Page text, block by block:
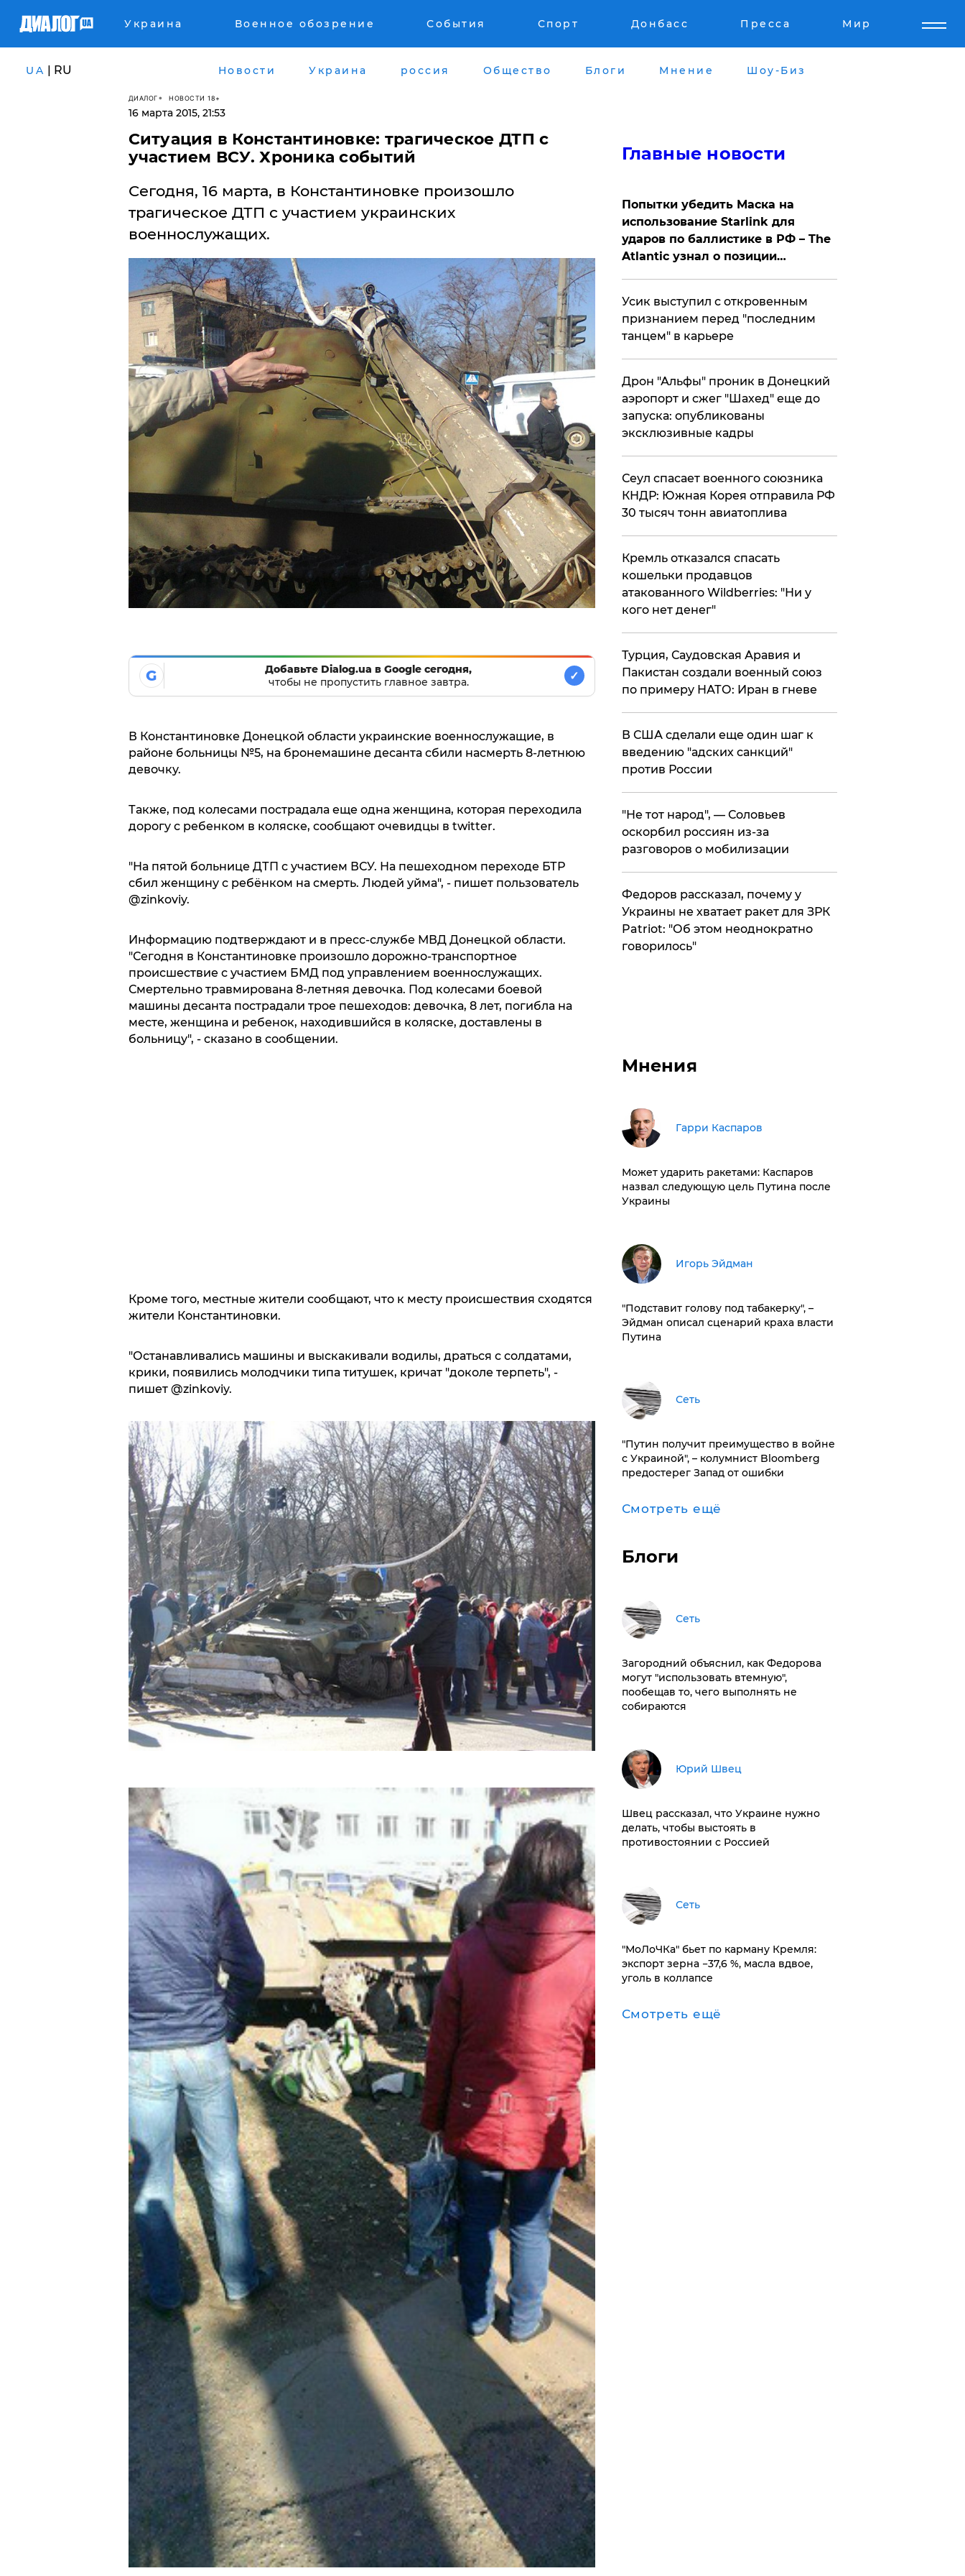
Украина Военное обозрение События Спорт Донбасс Пресса Мир
UA | RU Новости Украина россия Общество Блоги Мнение Шоу-Биз
ДИАЛОГ НОВОСТИ 18+
16 марта 2015, 21:53
Ситуация в Константиновке: трагическое ДТП с
участием ВСУ. Хроника событий
Сегодня, 16 марта, в Константиновке произошло
трагическое ДТП с участием украинских
военнослужащих.
G
Добавьте Dialog.ua в Google сегодня,
чтобы не пропустить главное завтра.
✓
В Константиновке Донецкой области украинские военнослужащие, в
районе больницы №5, на бронемашине десанта сбили насмерть 8-летнюю
девочку.
Также, под колесами пострадала еще одна женщина, которая переходила
дорогу с ребенком в коляске, сообщают очевидцы в twitter.
"На пятой больнице ДТП с участием ВСУ. На пешеходном переходе БТР
сбил женщину с ребёнком на смерть. Людей уйма", - пишет пользователь
@zinkoviy.
Информацию подтверждают и в пресс-службе МВД Донецкой области.
"Сегодня в Константиновке произошло дорожно-транспортное
происшествие с участием БМД под управлением военнослужащих.
Смертельно травмирована 8-летняя девочка. Под колесами боевой
машины десанта пострадали трое пешеходов: девочка, 8 лет, погибла на
месте, женщина и ребенок, находившийся в коляске, доставлены в
больницу", - сказано в сообщении.
Кроме того, местные жители сообщают, что к месту происшествия сходятся
жители Константиновки.
"Останавливались машины и выскакивали водилы, драться с солдатами,
крики, появились молодчики типа титушек, кричат "доколе терпеть", -
пишет @zinkoviy.
Главные новости
Попытки убедить Маска на
использование Starlink для
ударов по баллистике в РФ – The
Atlantic узнал о позиции
Усик выступил с откровенным
признанием перед "последним
танцем" в карьере
Дрон "Альфы" проник в Донецкий
аэропорт и сжег "Шахед" еще до
запуска: опубликованы
эксклюзивные кадры
​Сеул спасает военного союзника
КНДР: Южная Корея отправила РФ
30 тысяч тонн авиатоплива
Кремль отказался спасать
кошельки продавцов
атакованного Wildberries: "Ни у
кого нет денег"
Турция, Саудовская Аравия и
Пакистан создали военный союз
по примеру НАТО: Иран в гневе
В США сделали еще один шаг к
введению "адских санкций"
против России
​"Не тот народ", — Соловьев
оскорбил россиян из-за
разговоров о мобилизации
Федоров рассказал, почему у
Украины не хватает ракет для ЗРК
Patriot: "Об этом неоднократно
говорилось"
Мнения
Гарри Каспаров
Может ударить ракетами: Каспаров
назвал следующую цель Путина после
Украины
Игорь Эйдман
​"Подставит голову под табакерку", –
Эйдман описал сценарий краха власти
Путина
Сеть
"Путин получит преимущество в войне
с Украиной", – колумнист Bloomberg
предостерег Запад от ошибки
Смотреть ещё
Блоги
Сеть
Загородний объяснил, как Федорова
могут "использовать втемную",
пообещав то, чего выполнять не
собираются
Юрий Швец
Швец рассказал, что Украине нужно
делать, чтобы выстоять в
противостоянии с Россией
Сеть
​"МоЛоЧКа" бьет по карману Кремля:
экспорт зерна −37,6 %, масла вдвое,
уголь в коллапсе
Смотреть ещё